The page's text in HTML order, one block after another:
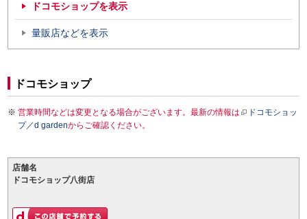
ドコモショップを表示
量販店などを表示
ドコモショップ
営業時間などは変更となる場合がございます。最新の情報は
ドコモショッ
プ／d gardenからご確認ください。
店舗名
ドコモショップ八街店